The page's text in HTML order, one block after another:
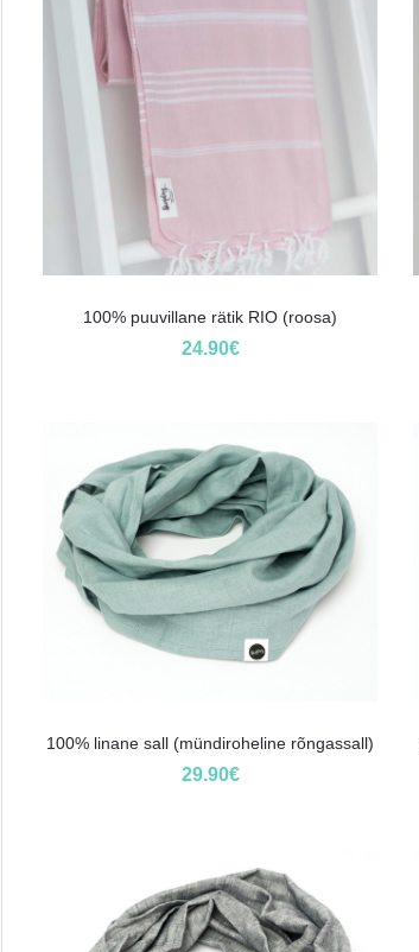
100% puuvillane rätik RIO (roosa)
24.90€
100% linane sall (mündiroheline rõngassall)
29.90€